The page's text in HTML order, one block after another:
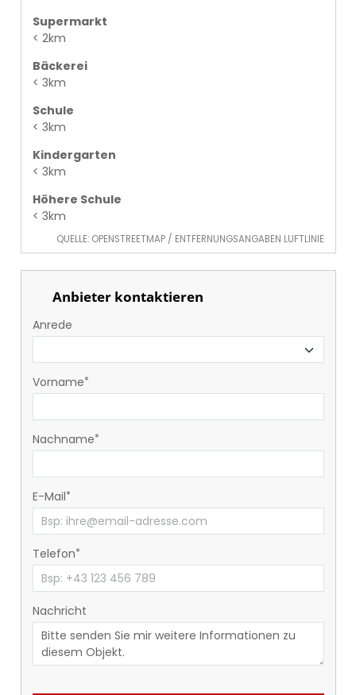
Supermarkt
< 2km
Bäckerei
< 3km
Schule
< 3km
Kindergarten
< 3km
Höhere Schule
< 3km
QUELLE: OPENSTREETMAP / ENTFERNUNGSANGABEN LUFTLINIE
Anbieter kontaktieren
Anrede
Vorname
Nachname
E-Mail
Telefon
Nachricht